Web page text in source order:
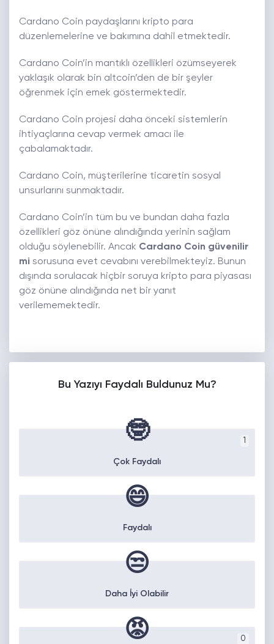
Cardano Coin paydaşlarını kripto para
düzenlemelerine ve bakımına dahil etmektedir.
Cardano Coin’in mantıklı özellikleri özümseyerek
yaklaşık olarak bin altcoin’den de bir şeyler
öğrenmek için emek göstermektedir.
Cardano Coin projesi daha önceki sistemlerin
ihtiyaçlarına cevap vermek amacı ile
çabalamaktadır.
Cardano Coin, müşterilerine ticaretin sosyal
unsurlarını sunmaktadır.
Cardano Coin’in tüm bu ve bundan daha fazla
özellikleri göz önüne alındığında yerinin sağlam
olduğu söylenebilir. Ancak Cardano Coin güvenilir
mi sorusuna evet cevabını verebilmekteyiz. Bunun
dışında sorulacak hiçbir soruya kripto para piyasası
göz önüne alındığında net bir yanıt
verilememektedir.
Bu Yazıyı Faydalı Buldunuz Mu?
🤓
Çok Faydalı
😄
Faydalı
😒
Daha İyi Olabilir
0
😡